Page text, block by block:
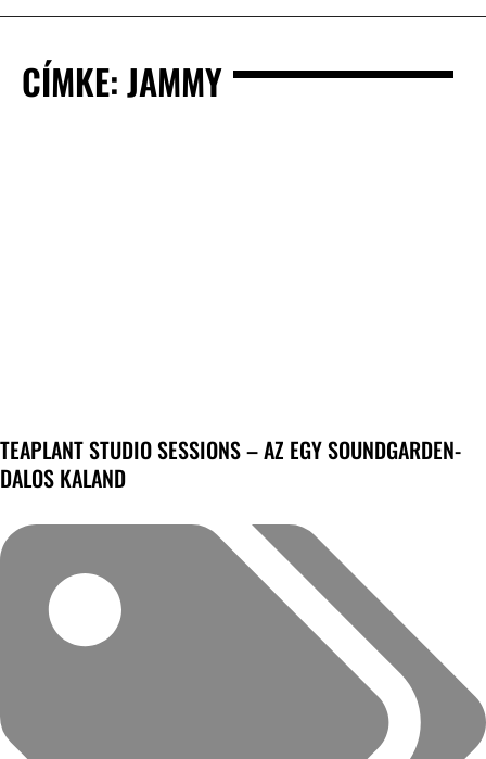
CÍMKE: JAMMY
TEAPLANT STUDIO SESSIONS – AZ EGY SOUNDGARDEN-
DALOS KALAND